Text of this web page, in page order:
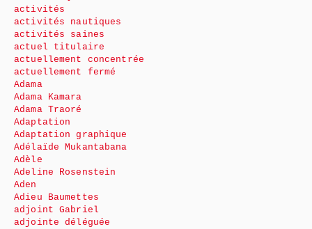
activités
activités nautiques
activités saines
actuel titulaire
actuellement concentrée
actuellement fermé
Adama
Adama Kamara
Adama Traoré
Adaptation
Adaptation graphique
Adélaïde Mukantabana
Adèle
Adeline Rosenstein
Aden
Adieu Baumettes
adjoint Gabriel
adjointe déléguée